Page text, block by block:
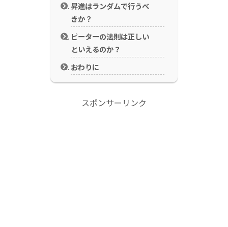
昇進はランダムで行うべ
きか？
ピーターの法則は正しい
といえるのか？
おわりに
スポンサーリンク